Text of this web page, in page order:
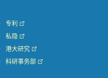
专利
私隐
港大研究
科研事务部